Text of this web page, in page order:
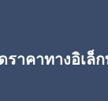
ราคาทางอิเล็